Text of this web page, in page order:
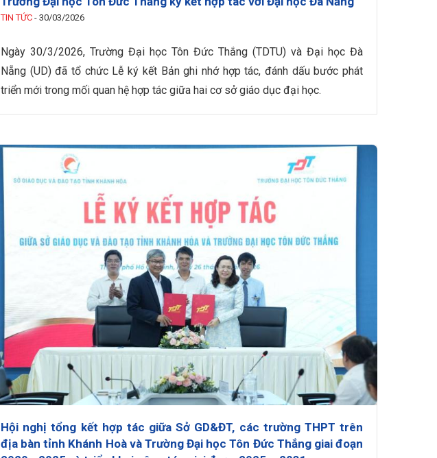
TIN TỨC - 30/03/2026
Ngày 30/3/2026, Trường Đại học Tôn Đức Thắng (TDTU) và Đại học Đà
Nẵng (UD) đã tổ chức Lễ ký kết Bản ghi nhớ hợp tác, đánh dấu bước phát
triển mới trong mối quan hệ hợp tác giữa hai cơ sở giáo dục đại học.
Hội nghị tổng kết hợp tác giữa Sở GD&ĐT, các trường THPT trên
địa bàn tỉnh Khánh Hoà và Trường Đại học Tôn Đức Thắng giai đoạn